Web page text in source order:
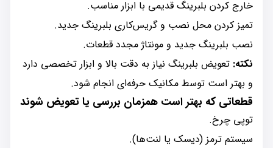
خارج کردن بلبرینگ قدیمی با ابزار مناسب.
تمیز کردن محل نصب و گریس‌کاری بلبرینگ جدید.
نصب بلبرینگ جدید و مونتاژ مجدد قطعات.
نکته: تعویض بلبرینگ نیاز به دقت بالا و ابزار تخصصی دارد
و بهتر است توسط مکانیک حرفه‌ای انجام شود.
قطعاتی که بهتر است همزمان بررسی یا تعویض شوند
توپی چرخ.
سیستم ترمز (دیسک یا لنت‌ها).